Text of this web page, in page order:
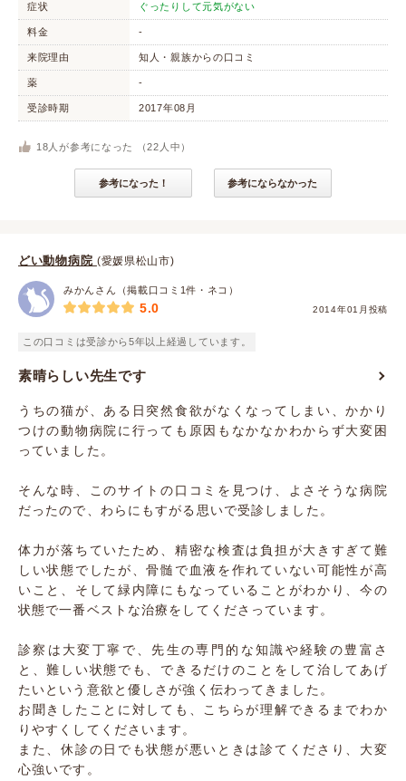
症状 ぐったりして元気がない
料金 -
来院理由 知人・親族からの口コミ
薬 -
受診時期 2017年08月
18 人が参考になった （22 人中）
参考になった！ 参考にならなかった
どい動物病院 (愛媛県松山市)
みかんさん（掲載口コミ1件・ネコ）
2014年01月投稿
5.0
この口コミは受診から5年以上経過しています。
素晴らしい先生です
うちの猫が、ある日突然食欲がなくなってしまい、かかり
つけの動物病院に行っても原因もなかなかわからず大変困
っていました。
そんな時、このサイトの口コミを見つけ、よさそうな病院
だったので、わらにもすがる思いで受診しました。
体力が落ちていたため、精密な検査は負担が大きすぎて難
しい状態でしたが、骨髄で血液を作れていない可能性が高
いこと、そして緑内障にもなっていることがわかり、今の
状態で一番ベストな治療をしてくださっています。
診察は大変丁寧で、先生の専門的な知識や経験の豊富さ
と、難しい状態でも、できるだけのことをして治してあげ
たいという意欲と優しさが強く伝わってきました。
お聞きしたことに対しても、こちらが理解できるまでわか
りやすくしてくださいます。
また、休診の日でも状態が悪いときは診てくださり、大変
心強いです。